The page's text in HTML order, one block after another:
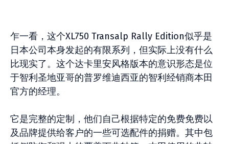
乍一看，这个XL750 Transalp Rally Edition似乎是
日本公司本身发起的有限系列，但实际上没有什么
比现实了。这个达卡里安风格版本的意识形态是位
于智利圣地亚哥的普罗维迪西亚的智利经销商本田
官方的经理。
它是完整的定制，他们自己根据特定的免费免费以
及品牌提供给客户的一些可选配件的捐赠。其中包